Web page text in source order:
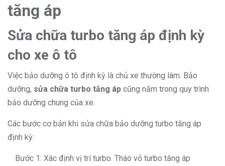
tăng áp
Sửa chữa turbo tăng áp định kỳ
cho xe ô tô
Việc bảo dưỡng ô tô định kỳ là chủ xe thường làm. Bảo
dưỡng, sửa chữa turbo tăng áp cũng nằm trong quy trình
bảo dưỡng chung của xe.
Các bước cơ bản khi sửa chữa bảo dưỡng turbo tăng áp
định kỳ:
Bước 1: Xác định vị trí turbo. Tháo vỏ turbo tăng áp